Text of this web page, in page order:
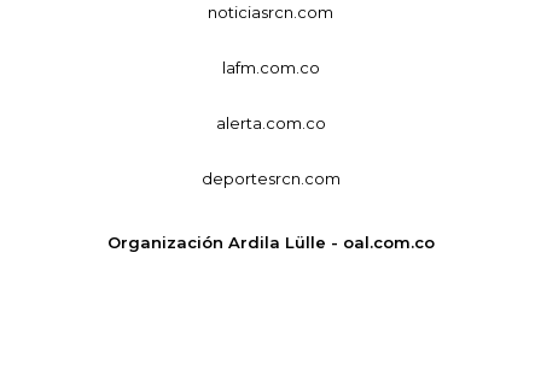
noticiasrcn.com
lafm.com.co
alerta.com.co
deportesrcn.com
Organización Ardila Lülle - oal.com.co